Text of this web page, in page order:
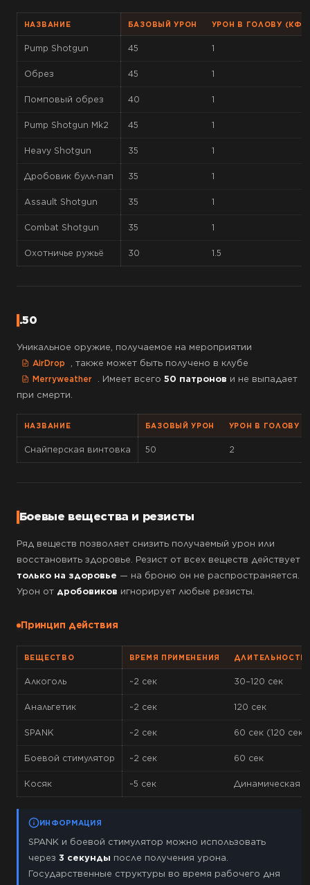
НАЗВАНИЕ БАЗОВЫЙ УРОН УРОН В ГОЛОВУ (КФ.)
Pump Shotgun 45 1
Обрез 45 1
Помповый обрез 40 1
Pump Shotgun Mk2 45 1
Heavy Shotgun 35 1
Дробовик булл-пап 35 1
Assault Shotgun 35 1
Combat Shotgun 35 1
Охотничье ружьё 30 1.5
.50
Уникальное оружие, получаемое на мероприятии
AirDrop , также может быть получено в клубе
Merryweather . Имеет всего 50 патронов и не выпадает
при смерти.
НАЗВАНИЕ БАЗОВЫЙ УРОН УРОН В ГОЛОВУ
Снайперская винтовка 50 2
Боевые вещества и резисты
Ряд веществ позволяет снизить получаемый урон или
восстановить здоровье. Резист от всех веществ действует
только на здоровье — на броню он не распространяется.
Урон от дробовиков игнорирует любые резисты.
Принцип действия
ВЕЩЕСТВО ВРЕМЯ ПРИМЕНЕНИЯ ДЛИТЕЛЬНОСТЬ
Алкоголь ~2 сек 30–120 сек
Анальгетик ~2 сек 120 сек
SPANK ~2 сек 60 сек (120 сек
Боевой стимулятор ~2 сек 60 сек
Косяк ~5 сек Динамическая
ИНФОРМАЦИЯ
SPANK и боевой стимулятор можно использовать
через 3 секунды после получения урона.
Государственные структуры во время рабочего дня